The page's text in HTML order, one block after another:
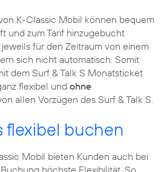
K-Classic Mobil können bequem
und zum Tarif hinzugebucht
für den Zeitraum von einem
sich nicht automatisch. Somit
dem Surf & Talk S Monatsticket
flexibel und ohne
allen Vorzügen des Surf & Talk S.
flexibel buchen
Mobil bieten Kunden auch bei